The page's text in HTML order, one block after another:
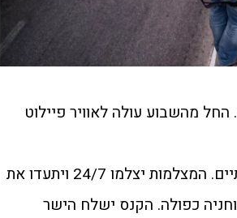
מהשבוע עולה לאוויר פיילוט
מצלמות מיוחדות הותקנו ברחוב סוקולוב ובדרך רמתיים. המצלמות יצלמו 24/7 ויתעדו את
כפולה. הקנס ישלח הישר